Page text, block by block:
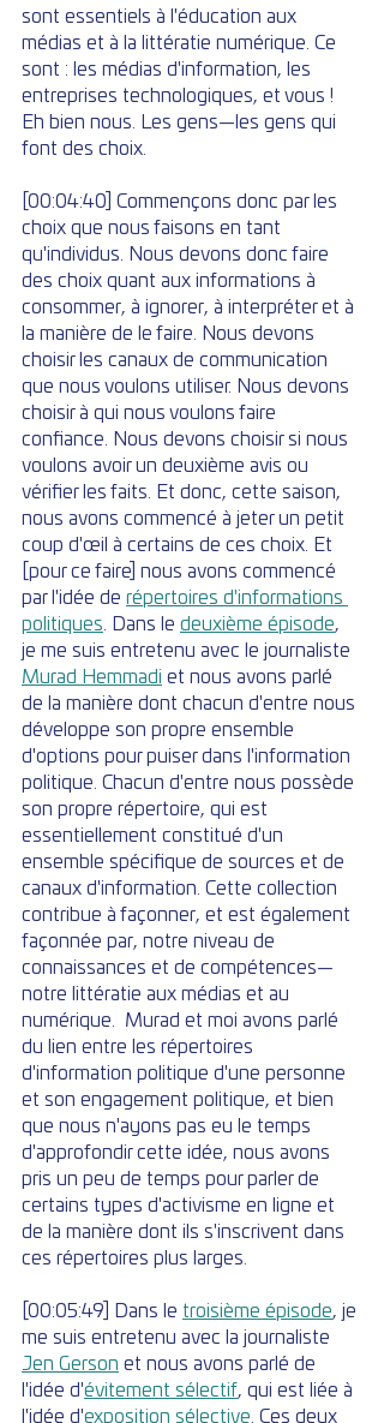
sont essentiels à l'éducation aux
médias et à la littératie numérique. Ce
sont : les médias d'information, les
entreprises technologiques, et vous !
Eh bien nous. Les gens—les gens qui
font des choix.
[00:04:40] Commençons donc par les
choix que nous faisons en tant
qu'individus. Nous devons donc faire
des choix quant aux informations à
consommer, à ignorer, à interpréter et à
la manière de le faire. Nous devons
choisir les canaux de communication
que nous voulons utiliser. Nous devons
choisir à qui nous voulons faire
confiance. Nous devons choisir si nous
voulons avoir un deuxième avis ou
vérifier les faits. Et donc, cette saison,
nous avons commencé à jeter un petit
coup d'œil à certains de ces choix. Et
[pour ce faire] nous avons commencé
par l'idée de répertoires d'informations
politiques . Dans le deuxième épisode,
je me suis entretenu avec le journaliste
Murad Hemmadi et nous avons parlé
de la manière dont chacun d'entre nous
développe son propre ensemble
d'options pour puiser dans l'information
politique. Chacun d'entre nous possède
son propre répertoire, qui est
essentiellement constitué d'un
ensemble spécifique de sources et de
canaux d'information. Cette collection
contribue à façonner, et est également
façonnée par, notre niveau de
connaissances et de compétences—
notre littératie aux médias et au
numérique.  Murad et moi avons parlé
du lien entre les répertoires
d'information politique d'une personne
et son engagement politique, et bien
que nous n'ayons pas eu le temps
d'approfondir cette idée, nous avons
pris un peu de temps pour parler de
certains types d'activisme en ligne et
de la manière dont ils s'inscrivent dans
ces répertoires plus larges.
[00:05:49] Dans le troisième épisode, je
me suis entretenu avec la journaliste
Jen Gerson et nous avons parlé de
l'idée d'évitement sélectif, qui est liée à
l'idée d'exposition sélective . Ces deux